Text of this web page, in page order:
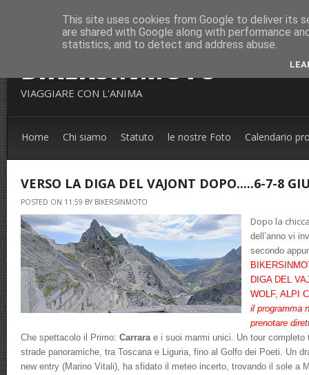
BIKERSINMOTO
VIAGGIARE CON L'ANIMA
Home Chi siamo Statuto le nostre Foto Calendario
VERSO LA DIGA DEL VAJONT DOPO.....6-7-8
POSTED ON 11:59 BY BIKERSINMOTO
Dopo la
dell’anno vi
secondo
DIGA DEL
WOLF, ALPI
il programma
prenotare
Che spettacolo il Primo: Carrara e i suoi marmi unici. Un tour completo
strade panoramiche, tra Toscana e Liguria, fino al Golfo dei Poeti. Un
new entry (Marino Vitali), ha sfidato il meteo incerto, trovando il sole a
This site uses cookies from Google to deliver its
are shared with Google along with performance
statistics, and to detect and address abuse.